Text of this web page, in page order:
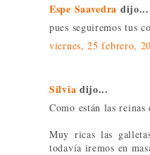
Espe Saavedra dijo...
pues seguiremos tus
viernes, 25 febrero,
Silvia dijo...
Como están las reinas
Muy ricas las
todavía iremos en